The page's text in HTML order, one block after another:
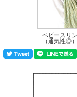
１００％綿素材の糸を使
イにぴったりです。
プレゼントや出産祝いの贈
【サイズ】長さ 約13～14cm
※一つ一つ手作りのため、
※生地の素材や色柄、付属
ベビースリ
（通気性◎
価格